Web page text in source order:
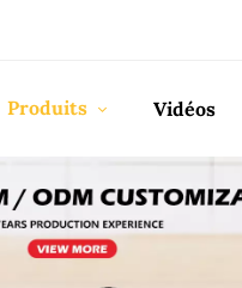
Produits Vidéos